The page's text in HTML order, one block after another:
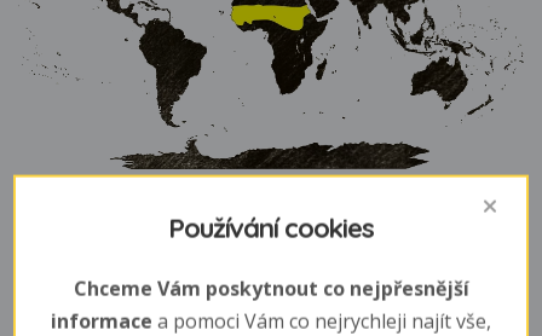
Používání cookies
Chceme Vám poskytnout co nejpřesnější
informace a pomoci Vám co nejrychleji najít vše,